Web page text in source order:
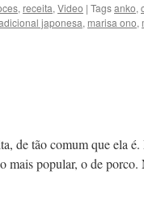
, receita, Video | Tagsanko,
japonesa, marisa ono,
de tão comum que ela
mais popular, o de